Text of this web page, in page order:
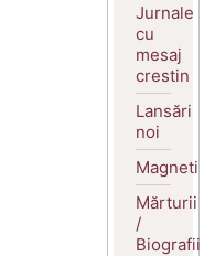
Jurnale
cu
mesaj
crestin
Lansări
noi
Magneti
Mărturii
/
Biografii